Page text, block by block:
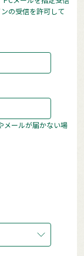
の受信を許可して
メールが届かない場